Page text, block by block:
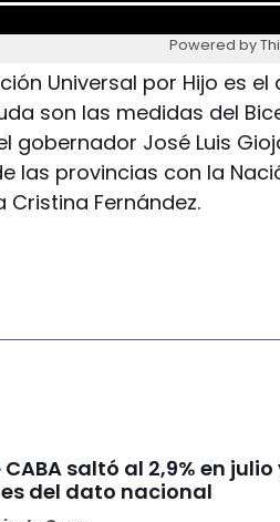
Powered by
Universal por Hijo es el
son las medidas del
gobernador José Luis
las provincias con la
Fernández.
saltó al 2,9% en
del dato nacional